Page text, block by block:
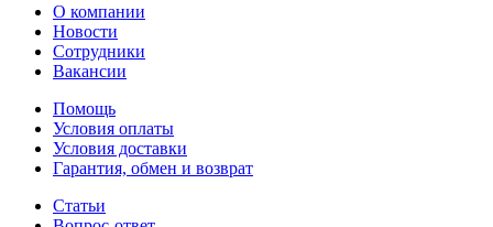
О компании
Новости
Сотрудники
Вакансии
Помощь
Условия оплаты
Условия доставки
Гарантия, обмен и возврат
Статьи